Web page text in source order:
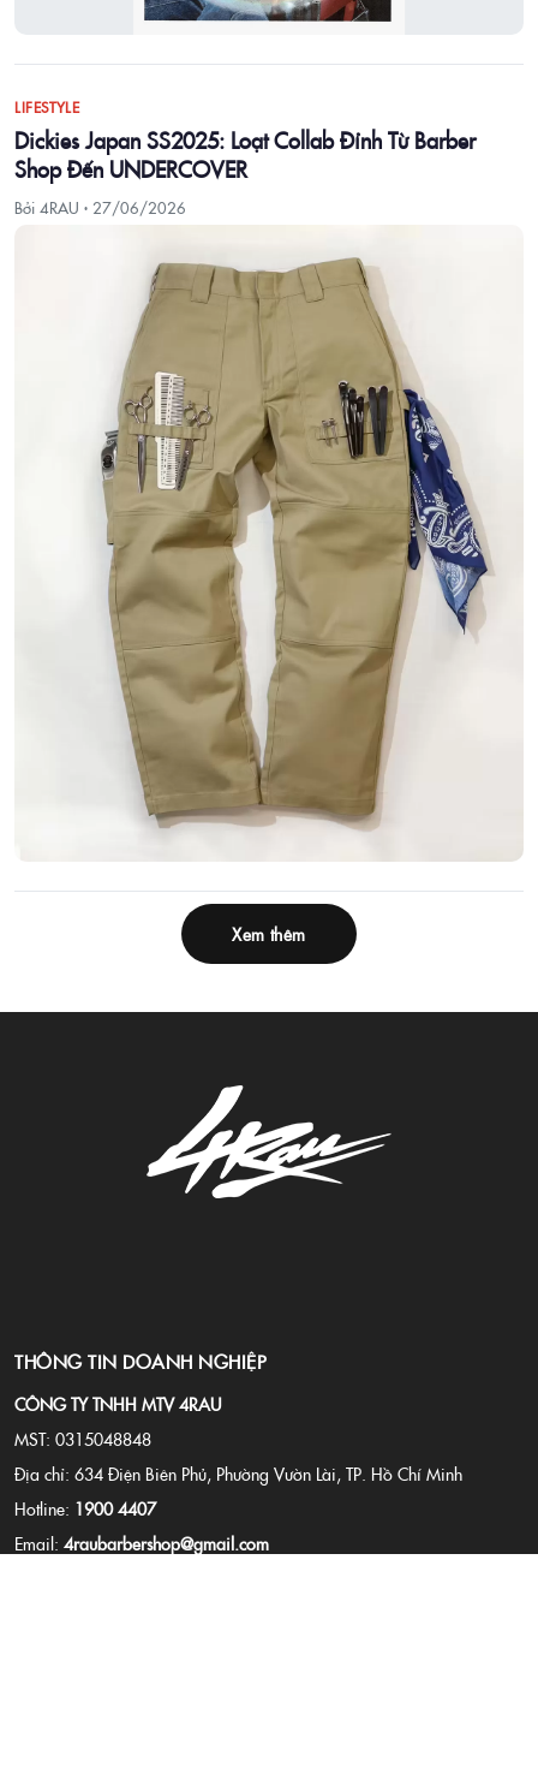
LIFESTYLE
Dickies Japan SS2025: Loạt Collab Đỉnh Từ Barber
Shop Đến UNDERCOVER
Bởi 4RAU · 27/06/2026
Xem thêm
THÔNG TIN DOANH NGHIỆP
CÔNG TY TNHH MTV 4RAU
MST: 0315048848
Địa chỉ: 634 Điện Biên Phủ, Phường Vườn Lài, TP. Hồ Chí Minh
Hotline: 1900 4407
Email: 4raubarbershop@gmail.com